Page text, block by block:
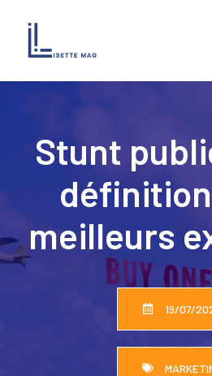
contenu
Stunt
meilleurs
19/07/